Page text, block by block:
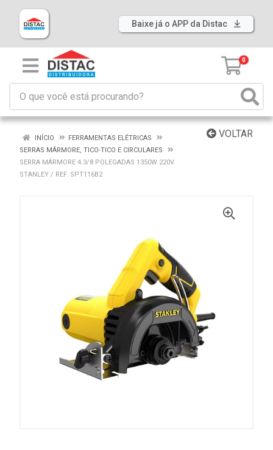
Baixe já o APP da Distac
0
VOLTAR
INÍCIO
FERRAMENTAS ELÉTRICAS
SERRAS MÁRMORE, TICO-TICO E CIRCULARES
SERRA MÁRMORE 4.3/8 POLEGADAS 1350W 220V
STANLEY / REF. SPT116B2